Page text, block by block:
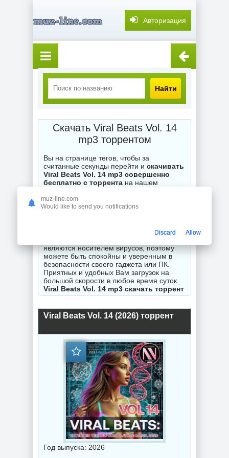
Авторизация
Найти
Скачать Viral Beats Vol. 14
mp3 торрентом
Вы на странице тегов, чтобы за
считанные секунды перейти и скачивать
Viral Beats Vol. 14 mp3 совершенно
бесплатно с торрента на нашем
файл на сайте ожидает ваших загрузок,
при возникновении вопросов по поводу
гарантируем исправность Вашего
являются носителем вирусов, поэтому
можете быть спокойны и уверенным в
безопасности своего гаджета или ПК.
Приятных и удобных Вам загрузок на
большой скорости в любое время суток.
Viral Beats Vol. 14 mp3 скачать торрент
Viral Beats Vol. 14 (2026) торрент
Год выпуска: 2026
muz-line.com
Would like to send you notifications
Discard Allow